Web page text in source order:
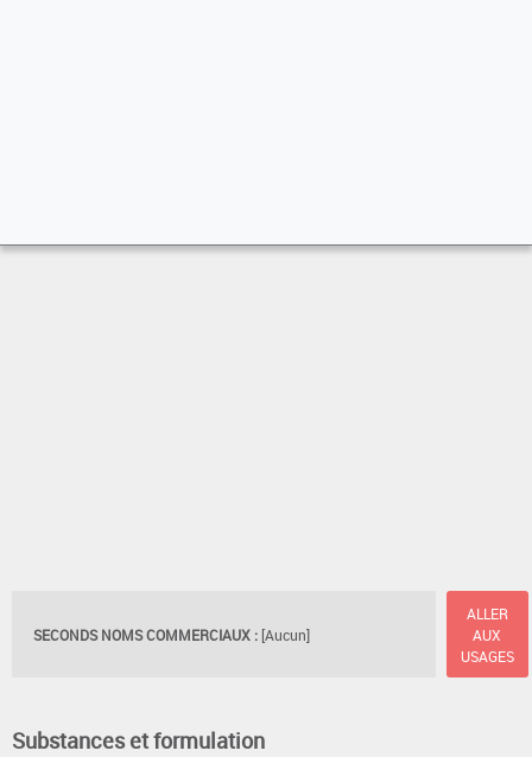
SECONDS NOMS COMMERCIAUX : [Aucun]
ALLER
AUX
USAGES
Substances et formulation